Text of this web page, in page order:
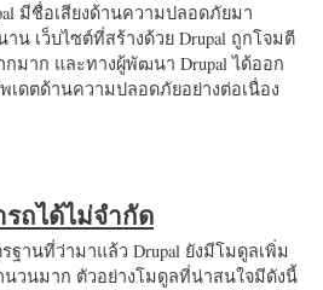
มีชื่อเสียงด้านความปลอดภัยมา
าน เว็บไซต์ที่สร้างด้วย Drupal ถูกโจมตี
กมาก และทางผู้พัฒนา Drupal ได้ออก
เดตด้านความปลอดภัยอย่างต่อเนื่อง
ถได้ไม่จำกัด
านที่ว่ามาแล้ว Drupal ยังมีโมดูลเพิ่ม
นวนมาก ตัวอย่างโมดูลที่น่าสนใจมีดังนี้